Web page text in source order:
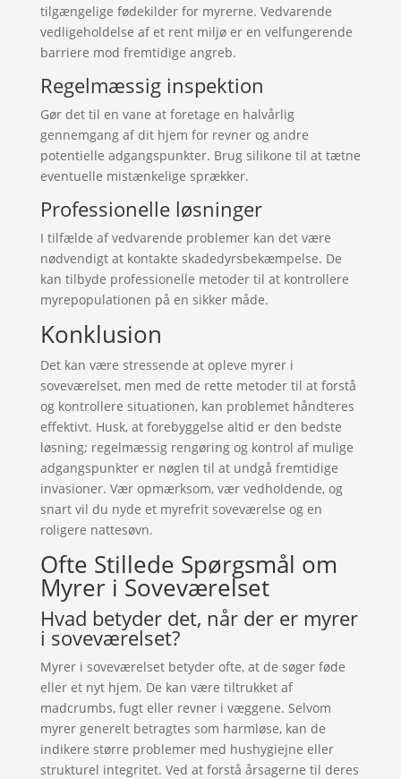
tilgængelige fødekilder for myrerne. Vedvarende
vedligeholdelse af et rent miljø er en velfungerende
barriere mod fremtidige angreb.
Regelmæssig inspektion
Gør det til en vane at foretage en halvårlig
gennemgang af dit hjem for revner og andre
potentielle adgangspunkter. Brug silikone til at tætne
eventuelle mistænkelige sprækker.
Professionelle løsninger
I tilfælde af vedvarende problemer kan det være
nødvendigt at kontakte skadedyrsbekæmpelse. De
kan tilbyde professionelle metoder til at kontrollere
myrepopulationen på en sikker måde.
Konklusion
Det kan være stressende at opleve myrer i
soveværelset, men med de rette metoder til at forstå
og kontrollere situationen, kan problemet håndteres
effektivt. Husk, at forebyggelse altid er den bedste
løsning; regelmæssig rengøring og kontrol af mulige
adgangspunkter er nøglen til at undgå fremtidige
invasioner. Vær opmærksom, vær vedholdende, og
snart vil du nyde et myrefrit soveværelse og en
roligere nattesøvn.
Ofte Stillede Spørgsmål om
Myrer i Soveværelset
Hvad betyder det, når der er myrer
i soveværelset?
Myrer i soveværelset betyder ofte, at de søger føde
eller et nyt hjem. De kan være tiltrukket af
madcrumbs, fugt eller revner i væggene. Selvom
myrer generelt betragtes som harmløse, kan de
indikere større problemer med hushygiejne eller
strukturel integritet. Ved at forstå årsagerne til deres